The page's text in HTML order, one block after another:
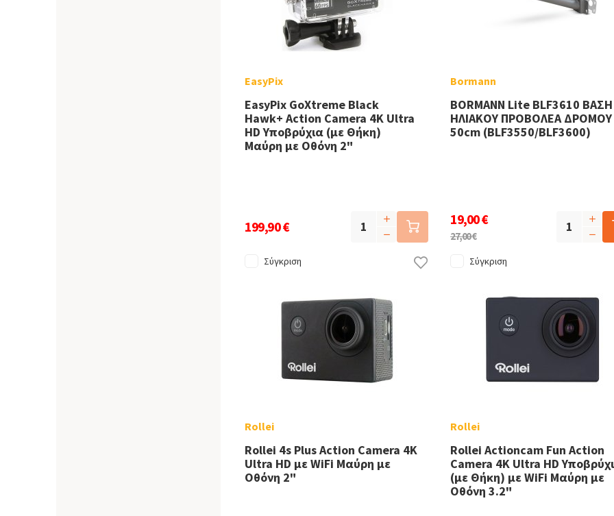
EasyPix
EasyPix GoXtreme Black
Hawk+ Action Camera 4K Ultra
HD Υποβρύχια (με Θήκη)
Μαύρη με Οθόνη 2"
199,90 €
Σύγκριση
Bormann
BORMANN Lite BLF3610 ΒΑΣΗ
ΗΛΙΑΚΟΥ ΠΡΟΒΟΛΕΑ ΔΡΟΜΟΥ
50cm (BLF3550/BLF3600)
19,00 €
27,00 €
Σύγκριση
Rollei
Rollei 4s Plus Action Camera 4K
Ultra HD με WiFi Μαύρη με
Οθόνη 2"
Rollei
Rollei Actioncam Fun Action
Camera 4K Ultra HD
(με Θήκη) με WiFi Μαύρη με
Οθόνη 3.2"